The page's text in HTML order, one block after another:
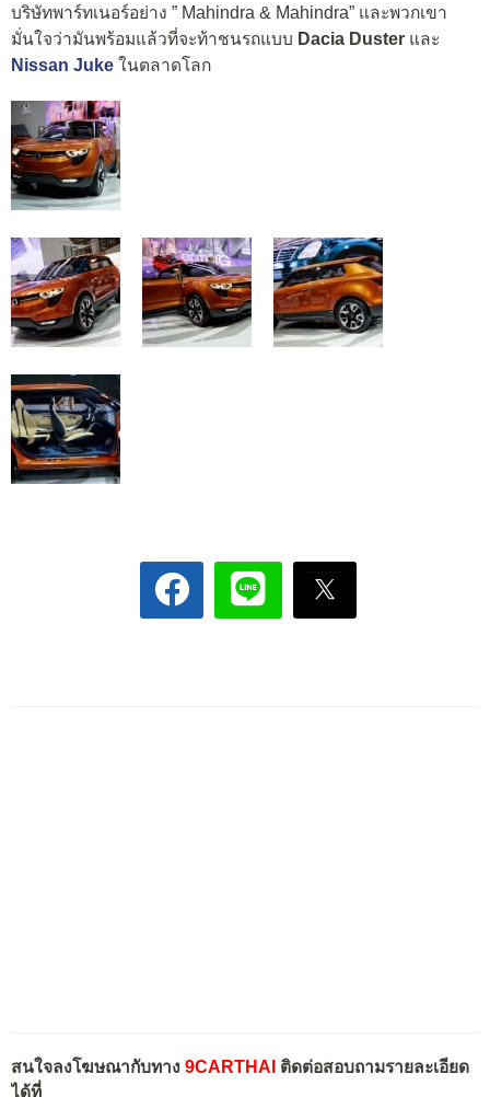
บริษัทพาร์ทเนอร์อย่าง ” Mahindra & Mahindra” และพวกเขา
มั่นใจว่ามันพร้อมแล้วที่จะท้าชนรถแบบ Dacia Duster และ
Nissan Juke ในตลาดโลก
สนใจลงโฆษณากับทาง 9CARTHAI ติดต่อสอบถามรายละเอียด
ได้ที่